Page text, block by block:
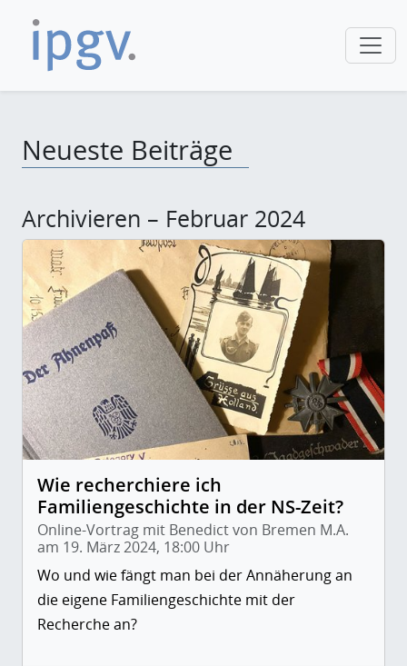
Neueste Beiträge
Archivieren – Februar 2024
Wie recherchiere ich
Familiengeschichte in der NS-Zeit?
Online-Vortrag mit Benedict von Bremen M.A.
am 19. März 2024, 18:00 Uhr
Wo und wie fängt man bei der Annäherung an
die eigene Familiengeschichte mit der
Recherche an?